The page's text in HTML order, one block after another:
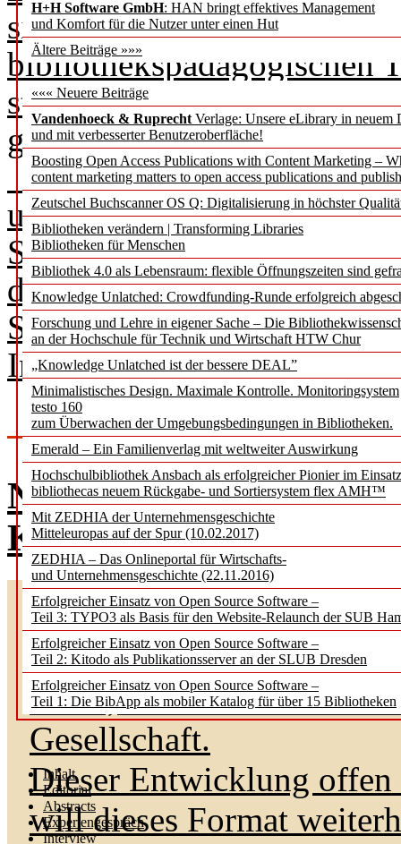
H+H Software GmbH: HAN bringt effektives Management
und Komfort für die Nutzer unter einen Hut
Ältere Beiträge »»»
««« Neuere Beiträge
Vandenhoeck & Ruprecht Verlage: Unsere eLibrary in neuem
und mit verbesserter Benutzeroberfläche!
Boosting Open Access Publications with Content Marketing –
content marketing matters to open access publications and
Zeutschel Buchscanner OS Q: Digitalisierung in höchster
Bibliotheken verändern | Transforming Libraries
Bibliotheken für Menschen
Bibliothek 4.0 als Lebensraum: flexible Öffnungszeiten sind
Knowledge Unlatched: Crowdfunding-Runde erfolgreich
Forschung und Lehre in eigener Sache – Die
an der Hochschule für Technik und Wirtschaft HTW Chur
„Knowledge Unlatched ist der bessere DEAL”
Minimalistisches Design. Maximale Kontrolle. Monitoringsystem
testo 160
zum Überwachen der Umgebungsbedingungen in Bibliotheken.
Emerald – Ein Familienverlag mit weltweiter Auswirkung
Hochschulbibliothek Ansbach als erfolgreicher Pionier im
bibliothecas neuem Rückgabe- und Sortiersystem flex AMH™
Mit ZEDHIA der Unternehmensgeschichte
Mitteleuropas auf der Spur (10.02.2017)
ZEDHIA – Das Onlineportal für Wirtschafts-
und Unternehmensgeschichte (22.11.2016)
Erfolgreicher Einsatz von Open Source Software –
Teil 3: TYPO3 als Basis für den Website-Relaunch der SUB
Erfolgreicher Einsatz von Open Source Software –
Teil 2: Kitodo als Publikationsserver an der SLUB Dresden
Erfolgreicher Einsatz von Open Source Software –
Teil 1: Die BibApp als mobiler Katalog für über 15 Bibliotheken
Inhalt
Editorial
Abstracts
Expertengespräch
Interview
sich Bibliothekar:innen
bibliothekspädagogischen
stand dabei das
gestaltung und
Organisiert wurde die
unter Federführung von
Studierenden des
digitale Kommunikation”
Stadtbüchereien
Information Bibliothek
Neue Perspektiven
Klappe die zweite
KI ist die technologische
massive Veränderungen
Natur, im Bereich Lehre
Gesellschaft.
Dieser Entwicklung offen
will dieses Format